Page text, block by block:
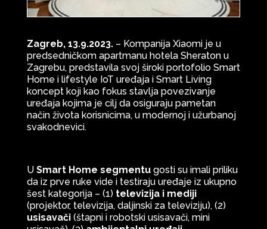
Zagreb, 13.9.2023.– Kompanija Xiaomi je u
predsedničkom apartmanu hotela Sheraton u
Zagrebu, predstavila svoj široki portofolio Smart
Home i lifestyle IoT uređaja i Smart Living
koncept koji kao fokus stavlja povezivanje
uređaja kojima je cilj da osiguraju pametan
način života korisnicima, u modernoj i užurbanoj
svakodnevici.
U Smart Home segmentugosti su imali priliku
da iz prve ruke vide i testiraju uređaje iz ukupno
šest kategorija – (1) televizija i mediji
(projektor, televizija, daljinski za televiziju), (2)
usisavači(štapni i robotski usisavači, mini